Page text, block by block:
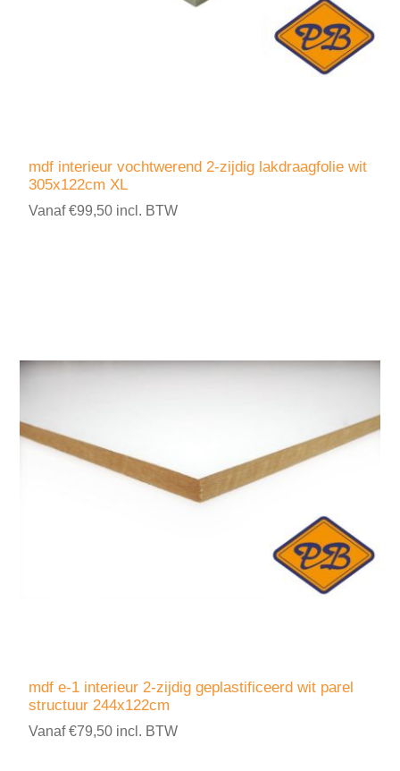
mdf interieur vochtwerend 2-zijdig lakdraagfolie wit
305x122cm XL
Vanaf €99,50 incl. BTW
mdf e-1 interieur 2-zijdig geplastificeerd wit parel
structuur 244x122cm
Vanaf €79,50 incl. BTW